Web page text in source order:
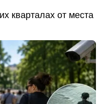
кварталах от места